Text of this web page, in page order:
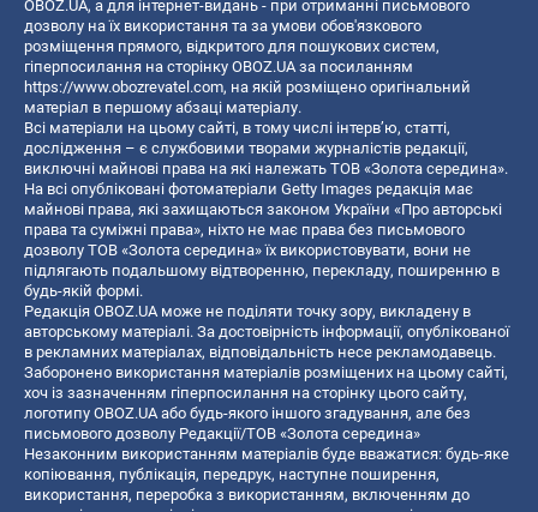
OBOZ.UA, а для інтернет-видань - при отриманні письмового
дозволу на їх використання та за умови обов'язкового
розміщення прямого, відкритого для пошукових систем,
гіперпосилання на сторінку OBOZ.UA за посиланням
https://www.obozrevatel.com, на якій розміщено оригінальний
матеріал в першому абзаці матеріалу.
Всі матеріали на цьому сайті, в тому числі інтерв’ю, статті,
дослідження – є службовими творами журналістів редакції,
виключні майнові права на які належать ТОВ «Золота середина».
На всі опубліковані фотоматеріали Getty Images редакція має
майнові права, які захищаються законом України «Про авторські
права та суміжні права», ніхто не має права без письмового
дозволу ТОВ «Золота середина» їх використовувати, вони не
підлягають подальшому відтворенню, перекладу, поширенню в
будь-якій формі.
Редакція OBOZ.UA може не поділяти точку зору, викладену в
авторському матеріалі. За достовірність інформації, опублікованої
в рекламних матеріалах, відповідальність несе рекламодавець.
Заборонено використання матеріалів розміщених на цьому сайті,
хоч із зазначенням гіперпосилання на сторінку цього сайту,
логотипу OBOZ.UA або будь-якого іншого згадування, але без
письмового дозволу Редакції/ТОВ «Золота середина»
Незаконним використанням матеріалів буде вважатися: будь-яке
копiювання, публiкацiя, передрук, наступне поширення,
використання, переробка з використанням, включенням до